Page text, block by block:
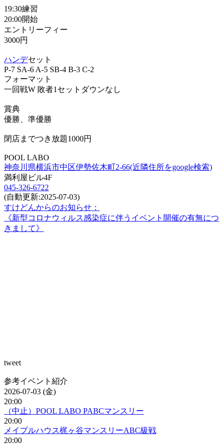
19:30練習
20:00開始
エントリーフィー
3000円
ハンデセット
P-7 SA-6 A-5 SB-4 B-3 C-2
フォーマット
一回戦W 敗者1セットダウンなし
賞典
優勝、準優勝
閉店までつき放題1000円
POOL LABO
神奈川県横浜市中区伊勢佐木町2-66(近隣住所をgoogle検索)
満利屋ビル4F
045-326-6722
(自動更新:2025-07-03)
すけどんからのお知らせ：
《新型コロナウィルス感染症に伴うイベント開催の有無につ
きまして》
tweet
参考イベント紹介
2026-07-03 (金)
20:00
（中止）POOL LABO PABCマンスリー
20:00
メイプルハウス梶ヶ谷マンスリーABC級戦
20:00